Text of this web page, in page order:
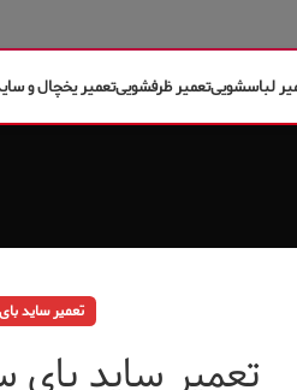
لباسشوییتعمیر ظرفشوییتعمیر یخچال و
تعمیر ساید
تعمیر ساید بای